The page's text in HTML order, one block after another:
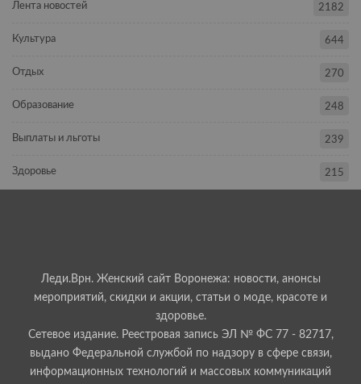
Лента новостей 2182
Культура 644
Отдых 270
Образование 248
Выплаты и льготы 239
Здоровье 215
Леди.Врн. Женский сайт Воронежа: новости, анонсы
мероприятий, скидки и акции, статьи о моде, красоте и
здоровье.
Сетевое издание. Реестровая запись ЭЛ № ФС 77 - 82717,
выдано Федеральной службой по надзору в сфере связи,
информационных технологий и массовых коммуникаций